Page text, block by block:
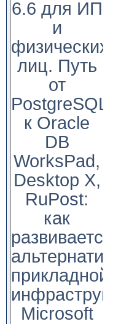
6.6 для ИП
и
физических
лиц. Путь
от
PostgreSQL
к Oracle
DB
WorksPad,
Desktop X,
RuPost:
как
развивается
альтернатива
прикладной
инфраструктуре
Microsoft